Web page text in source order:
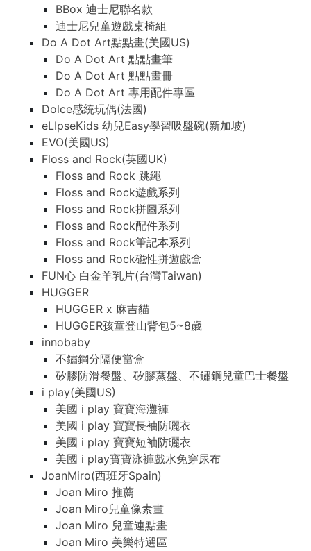
BBox 迪士尼聯名款
迪士尼兒童遊戲桌椅組
Do A Dot Art點點畫(美國US)
Do A Dot Art 點點畫筆
Do A Dot Art 點點畫冊
Do A Dot Art 專用配件專區
Dolce感統玩偶(法國)
eLIpseKids 幼兒Easy學習吸盤碗(新加坡)
EVO(美國US)
Floss and Rock(英國UK)
Floss and Rock 跳繩
Floss and Rock遊戲系列
Floss and Rock拼圖系列
Floss and Rock配件系列
Floss and Rock筆記本系列
Floss and Rock磁性拼遊戲盒
FUN心 白金羊乳片(台灣Taiwan)
HUGGER
HUGGER x 麻吉貓
HUGGER孩童登山背包5~8歲
innobaby
不鏽鋼分隔便當盒
矽膠防滑餐盤、矽膠蒸盤、不鏽鋼兒童巴士餐盤
i play(美國US)
美國 i play 寶寶海灘褲
美國 i play 寶寶長袖防曬衣
美國 i play 寶寶短袖防曬衣
美國 i play寶寶泳褲戲水免穿尿布
JoanMiro(西班牙Spain)
Joan Miro 推薦
Joan Miro兒童像素畫
Joan Miro 兒童連點畫
Joan Miro 美樂特選區